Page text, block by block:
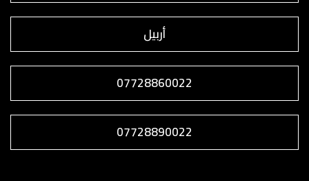
أربيل
07728860022
07728890022